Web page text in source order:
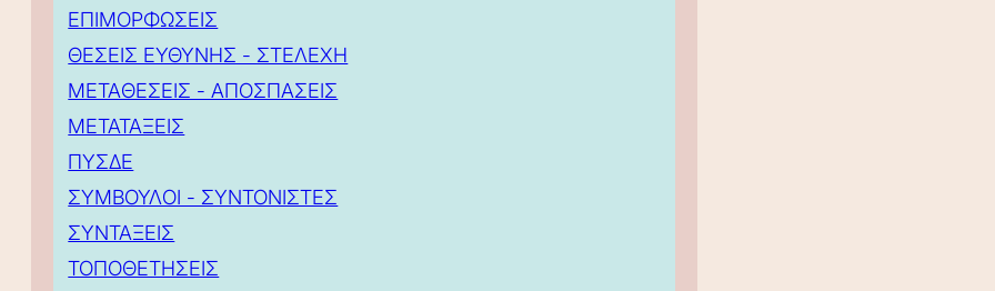
ΕΠΙΜΟΡΦΩΣΕΙΣ
ΘΕΣΕΙΣ ΕΥΘΥΝΗΣ - ΣΤΕΛΕΧΗ
ΜΕΤΑΘΕΣΕΙΣ - ΑΠΟΣΠΑΣΕΙΣ
ΜΕΤΑΤΑΞΕΙΣ
ΠΥΣΔΕ
ΣΥΜΒΟΥΛΟΙ - ΣΥΝΤΟΝΙΣΤΕΣ
ΣΥΝΤΑΞΕΙΣ
ΤΟΠΟΘΕΤΗΣΕΙΣ